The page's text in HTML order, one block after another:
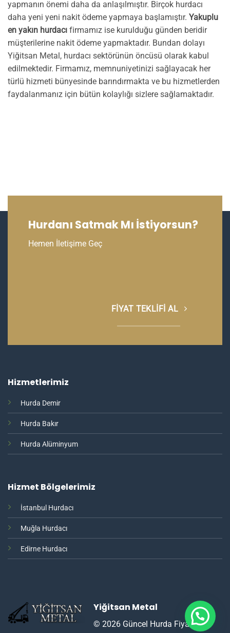
yapmanın önemi daha da anlaşılmıştır. Birçok hurdacı
daha yeni yeni nakit ödeme yapmaya başlamıştır. Yakuplu
en yakın hurdacı firmamız ise kurulduğu günden beridir
müşterilerine nakit ödeme yapmaktadır. Bundan dolayı
Yiğitsan Metal, hurdacı sektörünün öncüsü olarak kabul
edilmektedir. Firmamız, memnuniyetinizi sağlayacak her
türlü hizmeti bünyesinde barındırmakta ve bu hizmetlerden
faydalanmanız için bütün kolaylığı sizlere sağlamaktadır.
Hurdanı Satmak Mı İstiyorsun?
Hemen İletişime Geç
FIYAT TEKLIFI AL
Hizmetlerimiz
Hurda Demir
Hurda Bakır
Hurda Alüminyum
Hizmet Bölgelerimiz
İstanbul Hurdacı
Muğla Hurdacı
Edirne Hurdacı
Yiğitsan Metal
© 2026 Güncel Hurda Fiyatları